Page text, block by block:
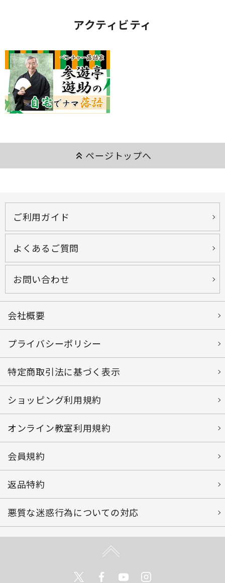
アクティビティ
keyboard_double_arrow_up ページトップへ
ご利用ガイド
よくあるご質問
お問い合わせ
会社概要
プライバシーポリシー
特定商取引法に基づく表示
ショッピング利用規約
オンライン教室利用規約
会員規約
返品特約
悪質な迷惑行為についての対応
TwitterFacebookYoutube